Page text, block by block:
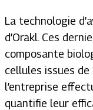
La technologie
d’Orakl. Ces
composante
cellules issues
l’entreprise
quantifie leur